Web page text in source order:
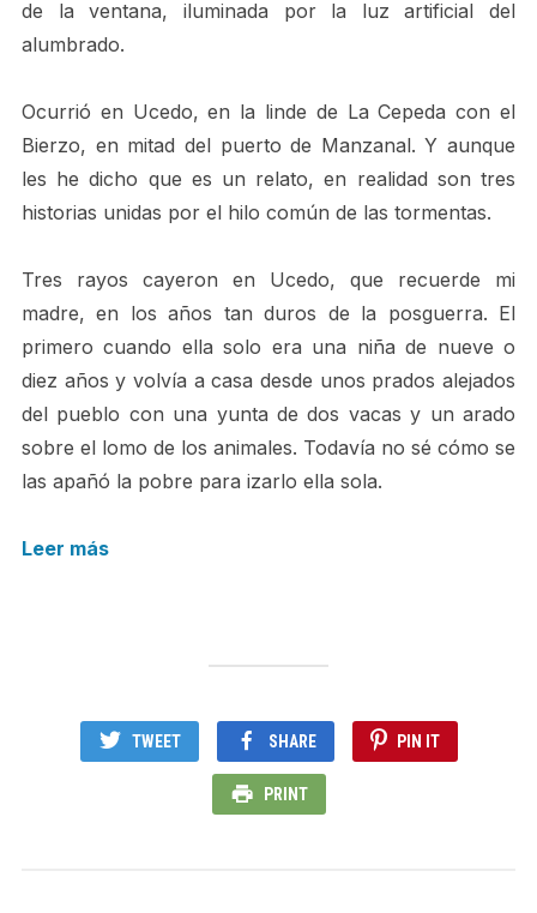
de la ventana, iluminada por la luz artificial del
alumbrado.
Ocurrió en Ucedo, en la linde de La Cepeda con el
Bierzo, en mitad del puerto de Manzanal. Y aunque
les he dicho que es un relato, en realidad son tres
historias unidas por el hilo común de las tormentas.
Tres rayos cayeron en Ucedo, que recuerde mi
madre, en los años tan duros de la posguerra. El
primero cuando ella solo era una niña de nueve o
diez años y volvía a casa desde unos prados alejados
del pueblo con una yunta de dos vacas y un arado
sobre el lomo de los animales. Todavía no sé cómo se
las apañó la pobre para izarlo ella sola.
Leer más
TWEET SHARE PIN IT
PRINT